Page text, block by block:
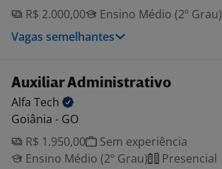
R$ 2.000,00
Ensino Médio (2º Grau)
Vagas semelhantes
Auxiliar Administrativo
Alfa Tech
Goiânia - GO
R$ 1.950,00
Sem experiência
Ensino Médio (2º Grau)
Presencial